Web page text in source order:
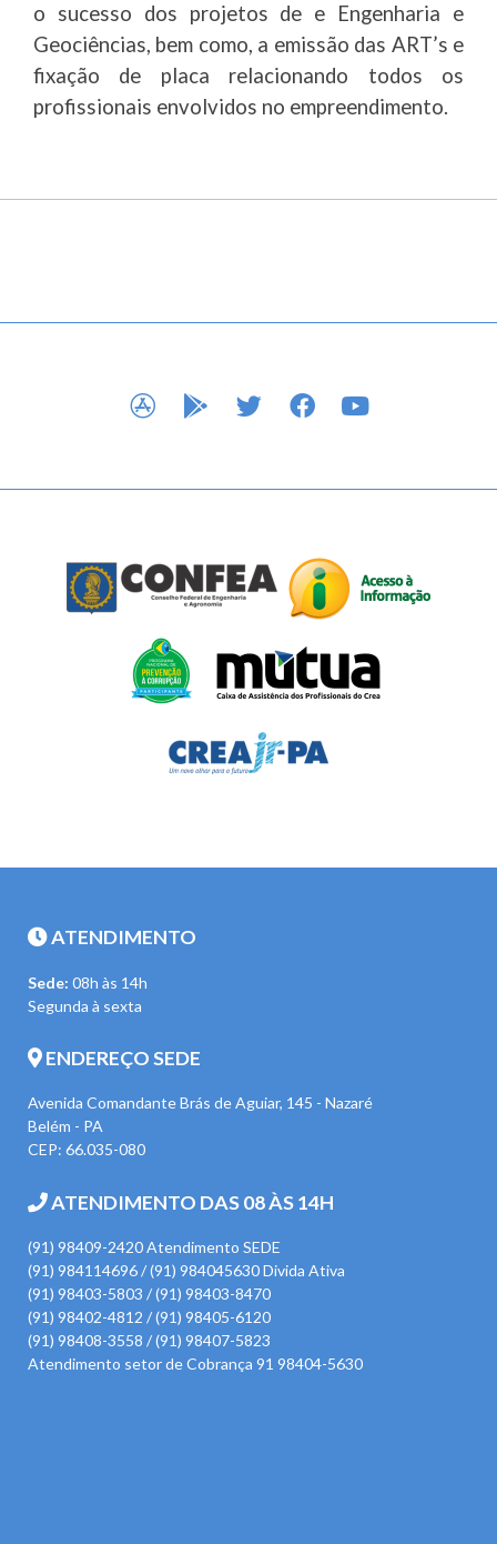
o sucesso dos projetos de e Engenharia e
Geociências, bem como, a emissão das ART’s e
fixação de placa relacionando todos os
profissionais envolvidos no empreendimento.
APP STOREGOOGLE PLAY
TWITTERFACEBOOK
ATENDIMENTO
Sede: 08h às 14h
Segunda à sexta
ENDEREÇO SEDE
Avenida Comandante Brás de Aguiar, 145 - Nazaré
Belém - PA
CEP: 66.035-080
ATENDIMENTO DAS 08 ÀS 14H
(91) 98409-2420 Atendimento SEDE
(91) 984114696 / (91) 984045630 Divida Ativa
(91) 98403-5803 / (91) 98403-8470
(91) 98402-4812 / (91) 98405-6120
(91) 98408-3558 / (91) 98407-5823
Atendimento setor de Cobrança 91 98404-5630